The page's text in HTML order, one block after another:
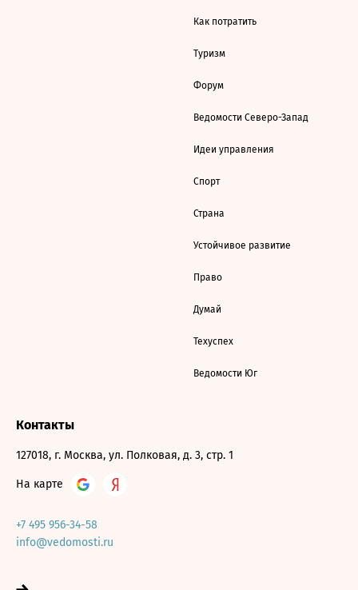
Как потратить
Туризм
Форум
Ведомости Северо-Запад
Идеи управления
Спорт
Страна
Устойчивое развитие
Право
Думай
Техуспех
Ведомости Юг
Контакты
127018, г. Москва, ул. Полковая, д. 3, стр. 1
На карте
+7 495 956-34-58
info@vedomosti.ru